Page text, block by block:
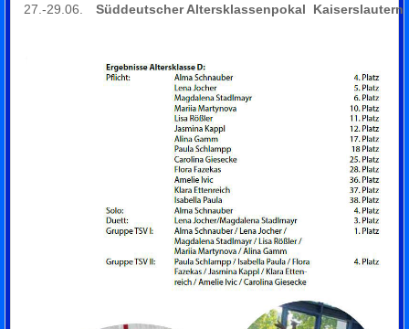
27.-29.06. Süddeutscher Altersklassenpokal Kaiserslautern